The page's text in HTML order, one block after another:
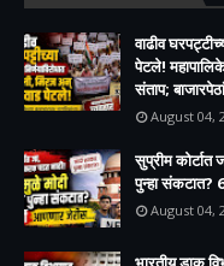
वाढीव
पेटले!
संताप;
August 04,
सुप्रीम
पुन्हा संकटात?
August 04,